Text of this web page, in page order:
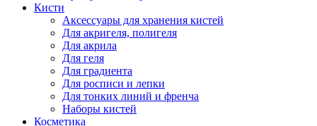
Кисти
Аксессуары для хранения кистей
Для акригеля, полигеля
Для акрила
Для геля
Для градиента
Для росписи и лепки
Для тонких линий и френча
Наборы кистей
Косметика